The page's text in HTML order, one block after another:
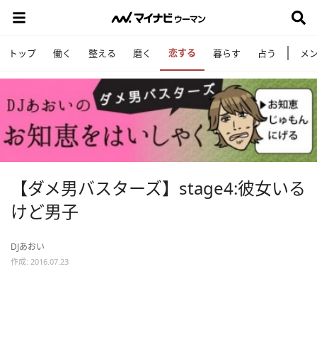
トップ 働く 整える 磨く 恋する 暮らす 占う メ
【ダメ男バスターズ】stage4:彼女いる
けど男子
DJあおい
作成: 2016.07.23